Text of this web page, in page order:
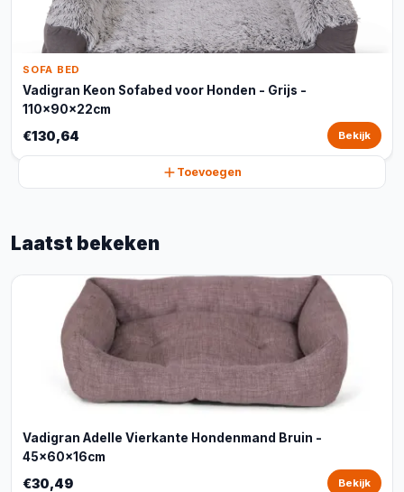
SOFA BED
Vadigran Keon Sofabed voor Honden - Grijs -
110x90x22cm
€130,64 Bekijk
Toevoegen
Laatst bekeken
Vadigran Adelle Vierkante Hondenmand Bruin -
45x60x16cm
€30,49 Bekijk